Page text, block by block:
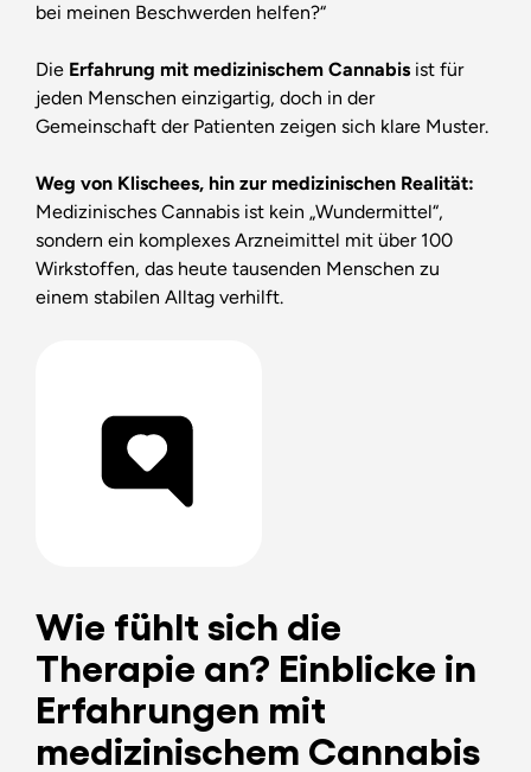
bei meinen Beschwerden helfen?“
Die Erfahrung mit medizinischem Cannabisist für
jeden Menschen einzigartig, doch in der
Gemeinschaft der Patienten zeigen sich klare Muster.
Weg von Klischees, hin zur medizinischen Realität:
Medizinisches Cannabis ist kein „Wundermittel“,
sondern ein komplexes Arzneimittel mit über 100
Wirkstoffen, das heute tausenden Menschen zu
einem stabilen Alltag verhilft.
Wie fühlt sich die
Therapie an? Einblicke in
Erfahrungen mit
medizinischem Cannabis